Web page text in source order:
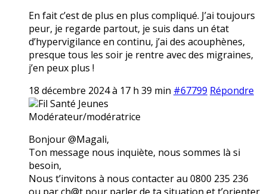
En fait c’est de plus en plus compliqué. J’ai toujours
peur, je regarde partout, je suis dans un état
d’hypervigilance en continu, j’ai des acouphènes,
presque tous les soir je rentre avec des migraines,
j’en peux plus !
18 décembre 2024 à 17 h 39 min #67799 Répondre
Fil Santé Jeunes
Modérateur/modératrice
Bonjour @Magali,
Ton message nous inquiète, nous sommes là si
besoin,
Nous t’invitons à nous contacter au 0800 235 236